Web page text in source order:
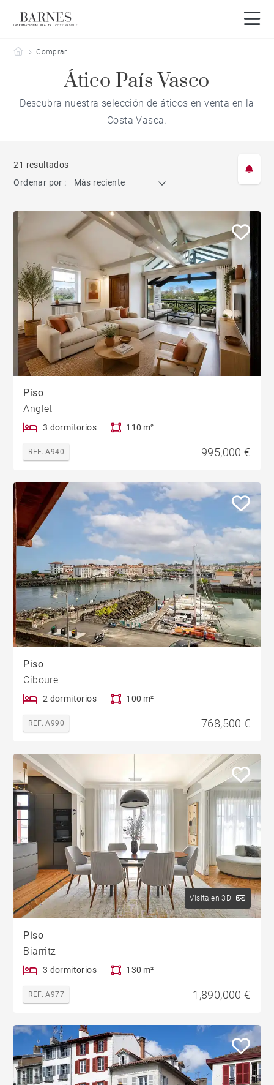
Barnes Côte Basque
Comprar
Ático País Vasco
Descubra nuestra selección de áticos en venta en la
Costa Vasca.
21 resultados
Ordenar por :
Más reciente
Piso
Anglet
3 dormitorios 110 m²
REF. A940 995,000 €
Piso
Ciboure
2 dormitorios 100 m²
REF. A990 768,500 €
Visita en 3D
Piso
Biarritz
3 dormitorios 130 m²
REF. A977 1,890,000 €